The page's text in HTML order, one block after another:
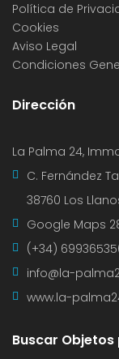
Política de
Cookies
Aviso Legal
Condiciones
Dirección
La Palma 24,
C. Fernández
38760 Los
Google Maps
(+34)
info@la-
www.la-
Buscar